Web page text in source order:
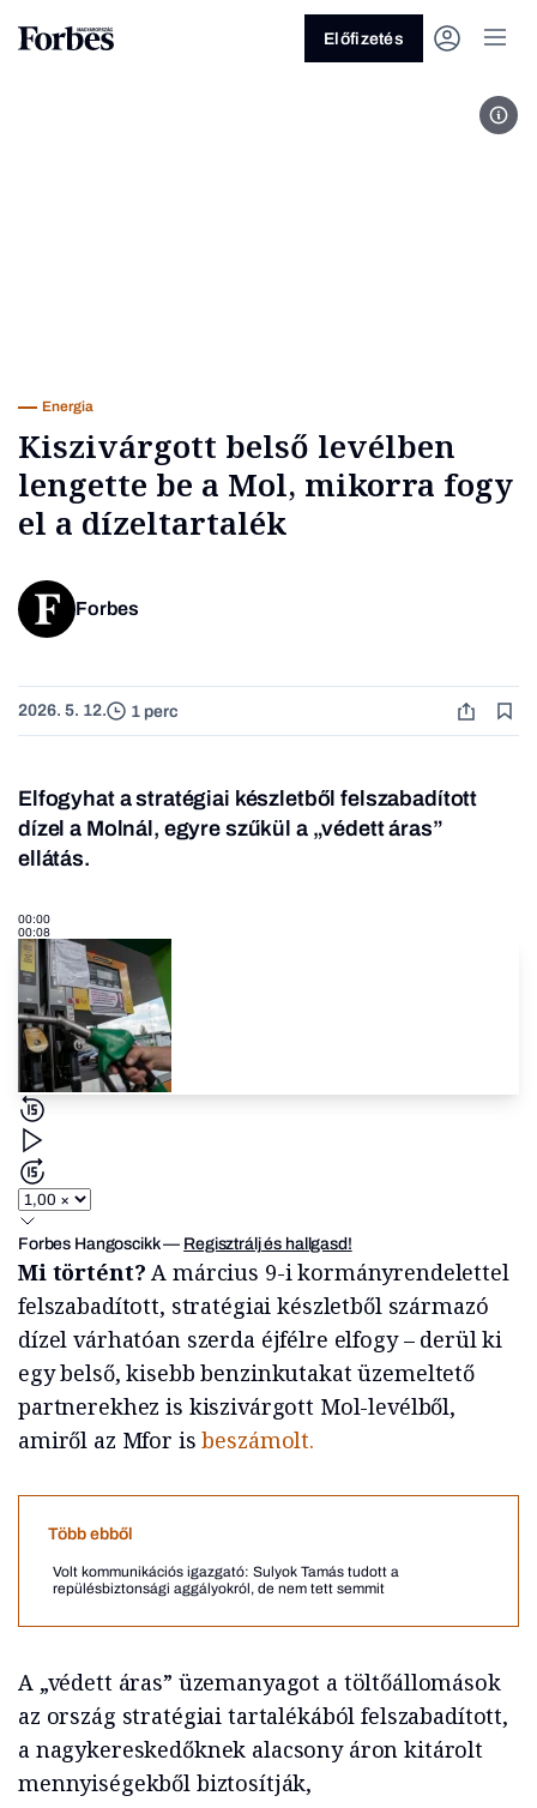
Előfizetés
Energia
Kiszivárgott belső levélben
lengette be a Mol, mikorra fogy
el a dízeltartalék
Forbes
2026. 5. 12. 1 perc
Elfogyhat a stratégiai készletből felszabadított
dízel a Molnál, egyre szűkül a „védett áras”
ellátás.
00:00
00:08
Forbes Hangoscikk— Regisztrálj és hallgasd!
Mi történt? A március 9-i kormányrendelettel
felszabadított, stratégiai készletből származó
dízel várhatóan szerda éjfélre elfogy – derül ki
egy belső, kisebb benzinkutakat üzemeltető
partnerekhez is kiszivárgott Mol-levélből,
amiről az Mfor isbeszámolt.
Több ebből
Volt kommunikációs igazgató: Sulyok Tamás tudott a
repülésbiztonsági aggályokról, de nem tett semmit
A „védett áras” üzemanyagot a töltőállomások
az ország stratégiai tartalékából felszabadított,
a nagykereskedőknek alacsony áron kitárolt
mennyiségekből biztosítják,